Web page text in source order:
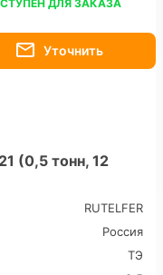
(0,5 тонн, 12
RUTELFER
Россия
ТЭ
ДЛЯ ЗАКАЗА